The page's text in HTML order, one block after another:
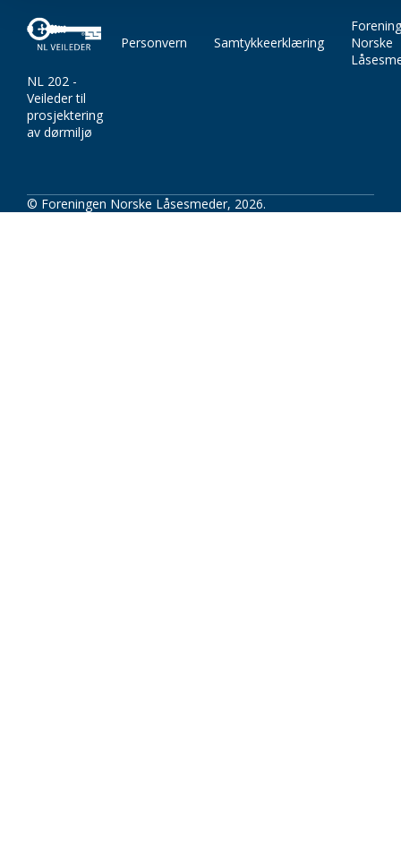
NL 202 -
Veileder til
prosjektering
av dørmiljø
Personvern Samtykkeerklæring
Norske
© Foreningen Norske Låsesmeder, 2026.